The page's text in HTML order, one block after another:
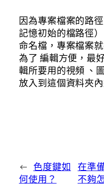
因為專案檔案的路
記憶初始的檔路徑
命名檔，專案檔案
為了 編輯方便，最
輯所要用的視頻 、
放入到這個資料夾
← 色度鍵如
何使用？
在準
不夠